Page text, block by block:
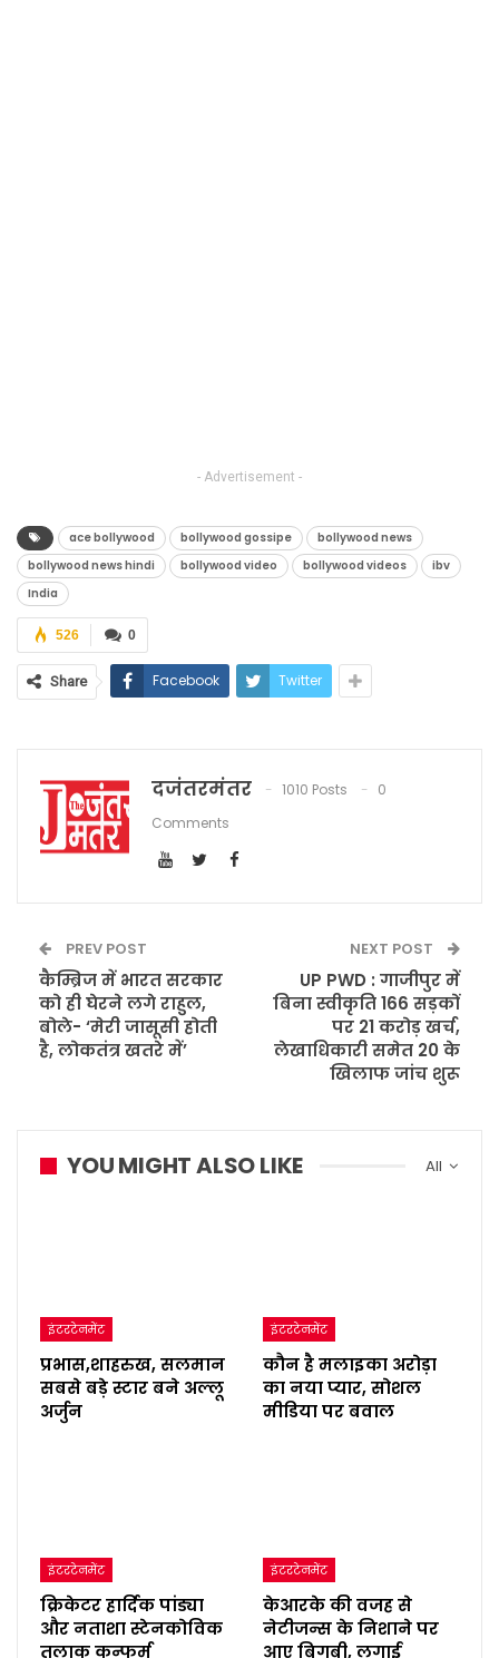
- Advertisement -
ace bollywood bollywood gossipe
bollywood news
bollywood news hindi
bollywood video bollywood videos
ibv
India
0
526
Share Facebook Twitter
दजंतरमंतर 1010 Posts
0
Comments
PREV POST
कैम्ब्रिज में भारत सरकार
को ही घेरने लगे राहुल,
बोले- ‘मेरी जासूसी होती
है, लोकतंत्र खतरे में’
NEXT POST
UP PWD : गाजीपुर में
बिना स्वीकृति 166 सड़कों
पर 21 करोड़ खर्च,
लेखाधिकारी समेत 20 के
खिलाफ जांच शुरू
All
YOU MIGHT ALSO LIKE
इंटरटेनमेंट
प्रभास,शाहरुख, सलमान
सबसे बड़े स्टार बने अल्लू
अर्जुन
इंटरटेनमेंट
कौन है मलाइका अरोड़ा
का नया प्यार, सोशल
मीडिया पर बवाल
इंटरटेनमेंट
क्रिकेटर हार्दिक पांड्या
और नताशा स्टेनकोविक
तलाक कन्फर्म
इंटरटेनमेंट
केआरके की वजह से
नेटीजन्स के निशाने पर
आए बिगबी, लगाई